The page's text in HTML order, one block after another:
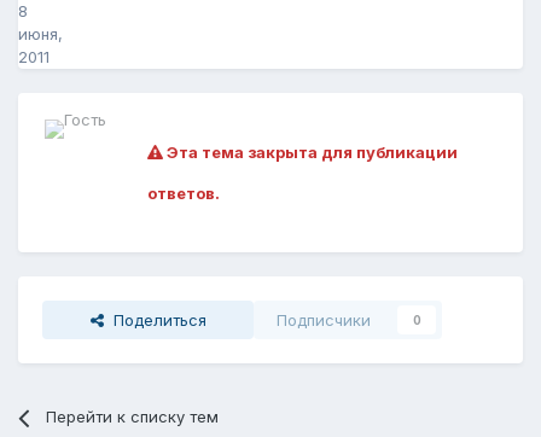
8
июня,
2011
Эта тема закрыта для публикации
ответов.
Поделиться Подписчики 0
Перейти к списку тем